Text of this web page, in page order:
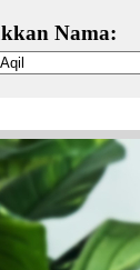
Nama:
pintar